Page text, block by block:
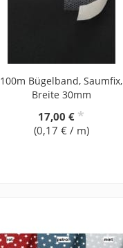
100m Bügelband, Saumfix,
Breite 30mm
17,00 € *
(0,17 € / m)